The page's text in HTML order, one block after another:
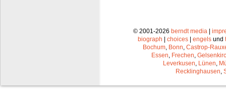
© 2001-2026 berndt media |
biograph | choices | engels und
Bochum Bonn Castrop-
Essen Frechen
Leverkusen Lünen
Recklinghausen